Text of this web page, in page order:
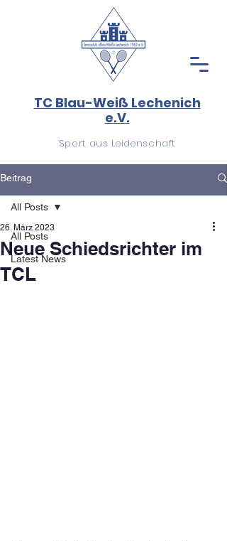
TC Blau-Weiß Lechenich
e.V.
Sport aus Leidenschaft
Beitrag
All Posts
Latest News
All Posts
Neue Schiedsrichter im
TCL
26. März 2023